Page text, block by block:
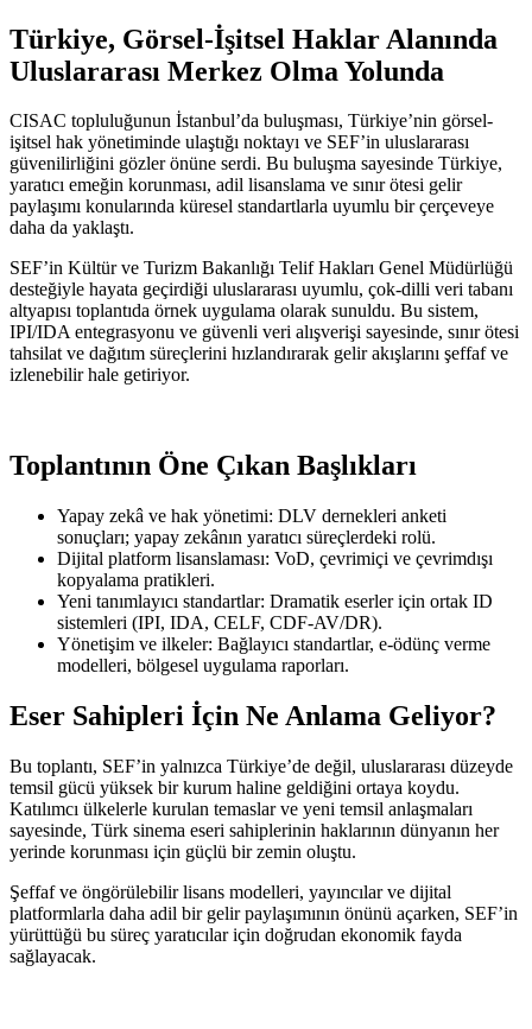
Türkiye, Görsel-İşitsel Haklar Alanında
Uluslararası Merkez Olma Yolunda
CISAC topluluğunun İstanbul’da buluşması, Türkiye’nin görsel-
işitsel hak yönetiminde ulaştığı noktayı ve SEF’in uluslararası
güvenilirliğini gözler önüne serdi. Bu buluşma sayesinde Türkiye,
yaratıcı emeğin korunması, adil lisanslama ve sınır ötesi gelir
paylaşımı konularında küresel standartlarla uyumlu bir çerçeveye
daha da yaklaştı.
SEF’in Kültür ve Turizm Bakanlığı Telif Hakları Genel Müdürlüğü
desteğiyle hayata geçirdiği uluslararası uyumlu, çok-dilli veri tabanı
altyapısı toplantıda örnek uygulama olarak sunuldu. Bu sistem,
IPI/IDA entegrasyonu ve güvenli veri alışverişi sayesinde, sınır ötesi
tahsilat ve dağıtım süreçlerini hızlandırarak gelir akışlarını şeffaf ve
izlenebilir hale getiriyor.
Toplantının Öne Çıkan Başlıkları
Yapay zekâ ve hak yönetimi: DLV dernekleri anketi
sonuçları; yapay zekânın yaratıcı süreçlerdeki rolü.
Dijital platform lisanslaması: VoD, çevrimiçi ve çevrimdışı
kopyalama pratikleri.
Yeni tanımlayıcı standartlar: Dramatik eserler için ortak ID
sistemleri (IPI, IDA, CELF, CDF-AV/DR).
Yönetişim ve ilkeler: Bağlayıcı standartlar, e-ödünç verme
modelleri, bölgesel uygulama raporları.
Eser Sahipleri İçin Ne Anlama Geliyor?
Bu toplantı, SEF’in yalnızca Türkiye’de değil, uluslararası düzeyde
temsil gücü yüksek bir kurum haline geldiğini ortaya koydu.
Katılımcı ülkelerle kurulan temaslar ve yeni temsil anlaşmaları
sayesinde, Türk sinema eseri sahiplerinin haklarının dünyanın her
yerinde korunması için güçlü bir zemin oluştu.
Şeffaf ve öngörülebilir lisans modelleri, yayıncılar ve dijital
platformlarla daha adil bir gelir paylaşımının önünü açarken, SEF’in
yürüttüğü bu süreç yaratıcılar için doğrudan ekonomik fayda
sağlayacak.